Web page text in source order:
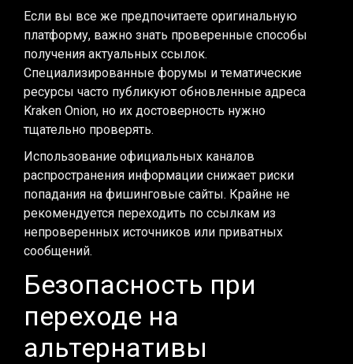
Если вы все же предпочитаете оригинальную
платформу, важно знать проверенные способы
получения актуальных ссылок.
Специализированные форумы и тематические
ресурсы часто публикуют обновленные адреса
Kraken Onion, но их достоверность нужно
тщательно проверять.
Использование официальных каналов
распространения информации снижает риски
попадания на фишинговые сайты. Крайне не
рекомендуется переходить по ссылкам из
непроверенных источников или приватных
сообщений.
Безопасность при
переходе на
альтернативы